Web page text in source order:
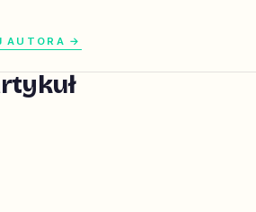
AUTORA →